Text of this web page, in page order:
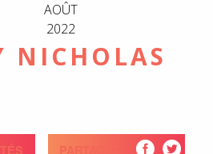
AOÛT
2022
NICHOLAS
PARTAGEZ